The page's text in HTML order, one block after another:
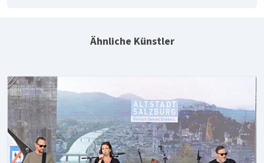
Ähnliche Künstler